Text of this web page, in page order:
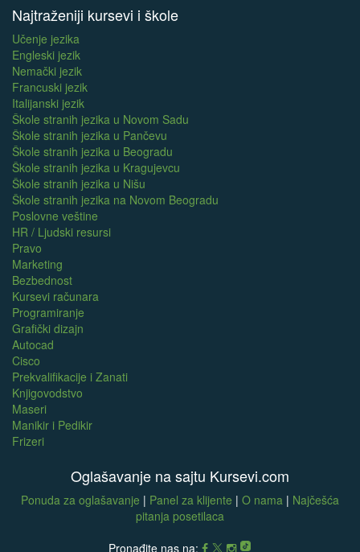
Najtraženiji kursevi i škole
Učenje jezika
Engleski jezik
Nemački jezik
Francuski jezik
Italijanski jezik
Škole stranih jezika u Novom Sadu
Škole stranih jezika u Pančevu
Škole stranih jezika u Beogradu
Škole stranih jezika u Kragujevcu
Škole stranih jezika u Nišu
Škole stranih jezika na Novom Beogradu
Poslovne veštine
HR / Ljudski resursi
Pravo
Marketing
Bezbednost
Kursevi računara
Programiranje
Grafički dizajn
Autocad
Cisco
Prekvalifikacije i Zanati
Knjigovodstvo
Maseri
Manikir i Pedikir
Frizeri
Oglašavanje na sajtu Kursevi.com
Ponuda za oglašavanje | Panel za klijente | O nama | Najčešća
pitanja posetilaca
Pronađite nas na: